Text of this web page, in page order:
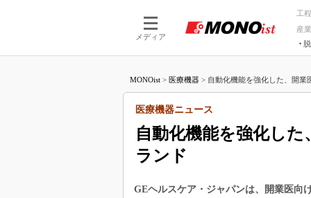
メディア
工
産
つながる工場
AI×設備
MONOist > 医療機器 > 自動化機能を強化した、開業
自動化機能を強化し
ランド
医療機器ニュース
GEヘルスケア・ジャパンは、開業医向